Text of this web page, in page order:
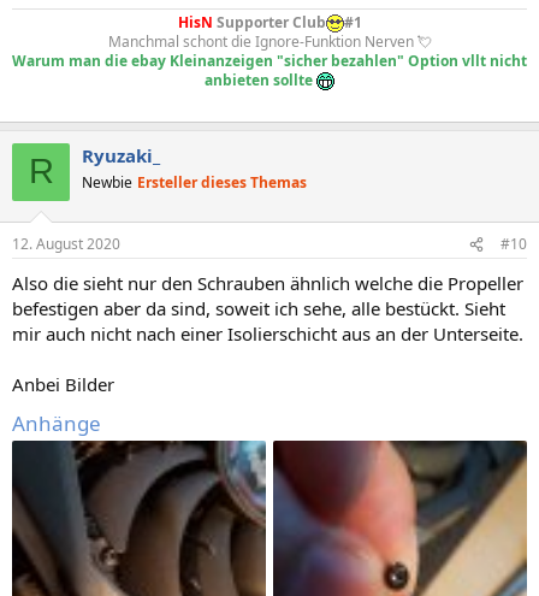
HisN Supporter Club
#1
Manchmal schont die Ignore-Funktion Nerven 💘
Warum man die ebay Kleinanzeigen "sicher bezahlen" Option vllt nicht
anbieten sollte
R Ryuzaki_
Newbie Ersteller dieses Themas
12. August 2020 #10
Also die sieht nur den Schrauben ähnlich welche die Propeller
befestigen aber da sind, soweit ich sehe, alle bestückt. Sieht
mir auch nicht nach einer Isolierschicht aus an der Unterseite.
Anbei Bilder
Anhänge